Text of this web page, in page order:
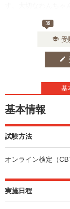
す。大切なわんち
特徴的な病気など
39
school 受
edit
基
基本情報
試験方法
オンライン検定（
実施日程